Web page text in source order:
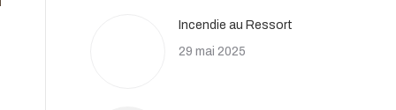
Incendie au Ressort
29 mai 2025